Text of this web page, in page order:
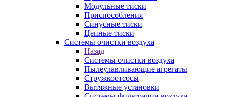
Модульные тиски
Приспособления
Синусные тиски
Цепные тиски
Системы очистки воздуха
Назад
Системы очистки воздуха
Пылеулавливающие агрегаты
Стружкоотсосы
Вытяжные установки